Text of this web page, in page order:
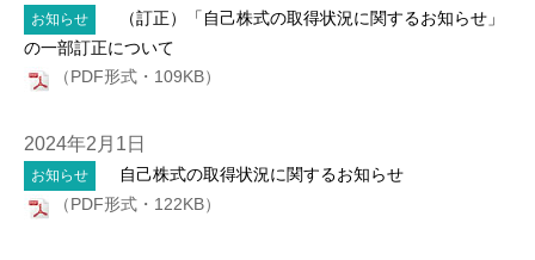
お知らせ
（訂正）「自己株式の取得状況に関するお知らせ」
の一部訂正について
（PDF形式・109KB）
2024年2月1日
お知らせ
自己株式の取得状況に関するお知らせ
（PDF形式・122KB）